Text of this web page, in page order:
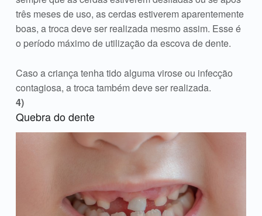
três meses de uso, as cerdas estiverem aparentemente
boas, a troca deve ser realizada mesmo assim. Esse é
o período máximo de utilização da escova de dente.
Caso a criança tenha tido alguma virose ou infecção
contagiosa, a troca também deve ser realizada.
Quebra do dente